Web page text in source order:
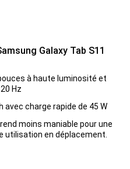
Galaxy Tab S11
à haute luminosité et
Hz
avec charge rapide de 45 W
moins maniable pour une
utilisation en déplacement.